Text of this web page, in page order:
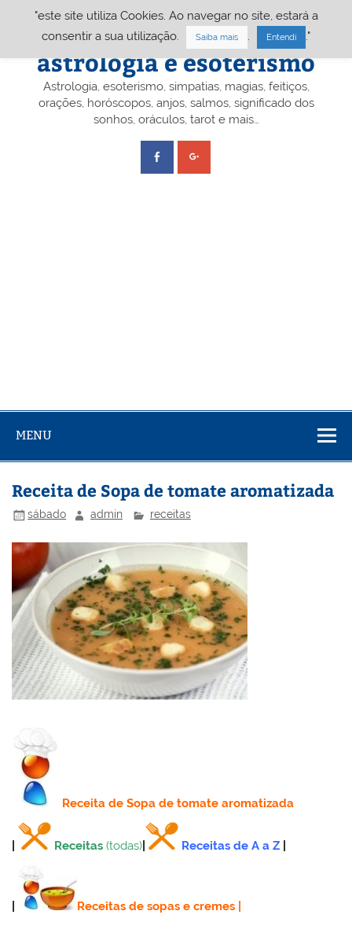
Portal A&E – Portal
astrologia e esoterismo
Astrologia, esoterismo, simpatias, magias, feitiços,
orações, horóscopos, anjos, salmos, significado dos
sonhos, oráculos, tarot e mais…
MENU
Receita de Sopa de tomate aromatizada
sábado admin receitas
Receitade Sopa de tomate aromatizada
Receitas (todas) Receitas de A a Z
Receitas de sopas e cremes
"este site utiliza Cookies. Ao navegar no site, estará a
consentir a sua utilização.
Saiba mais Entendi ."